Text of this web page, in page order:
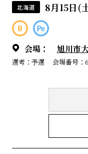
北海道 8月15日(
会場： 旭川市
選考：予選 会場番号：